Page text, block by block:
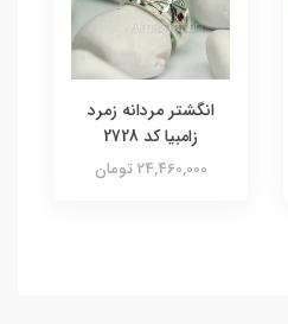
انگشتر مردانه زمرد
زامبیا کد 2728
24,460,000 تومان